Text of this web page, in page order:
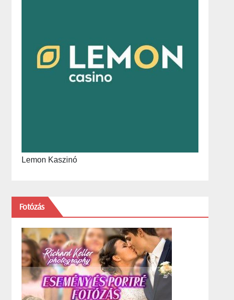
Lemon Kaszinó
Fotózás